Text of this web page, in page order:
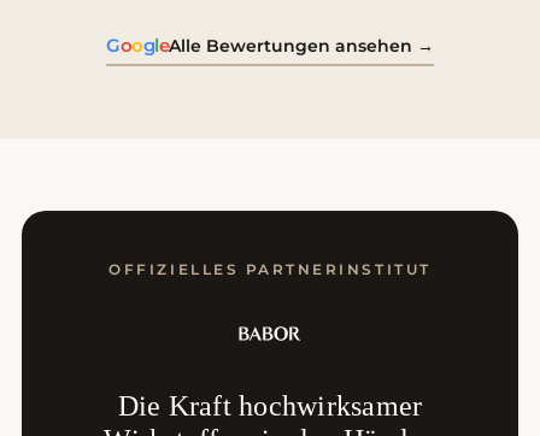
GoogleAlle Bewertungen ansehen →
OFFIZIELLES PARTNERINSTITUT
Die Kraft hochwirksamer